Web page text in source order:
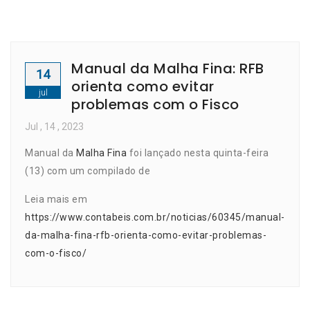
14
jul
Manual da Malha Fina: RFB
orienta como evitar
problemas com o Fisco
Jul , 14 , 2023
Manual da Malha Fina foi lançado nesta quinta-feira
(13) com um compilado de
Leia mais em
https://www.contabeis.com.br/noticias/60345/manual-
da-malha-fina-rfb-orienta-como-evitar-problemas-
com-o-fisco/